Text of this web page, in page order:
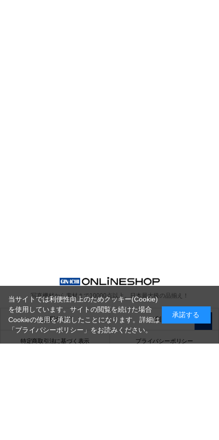
写真機材から素材まで10000点以上。 日本最大級の品揃え！
ご利用ガイド ご利用規約
特定商取引法に基づく表示 プライバシーポリシー
当サイトでは利便性向上のためクッキー(Cookie)
を使用しています。サイトの閲覧を続けた場合
Cookieの使用を承諾したことになります。詳細は
「プライバシーポリシー」 をお読みください。
承諾する